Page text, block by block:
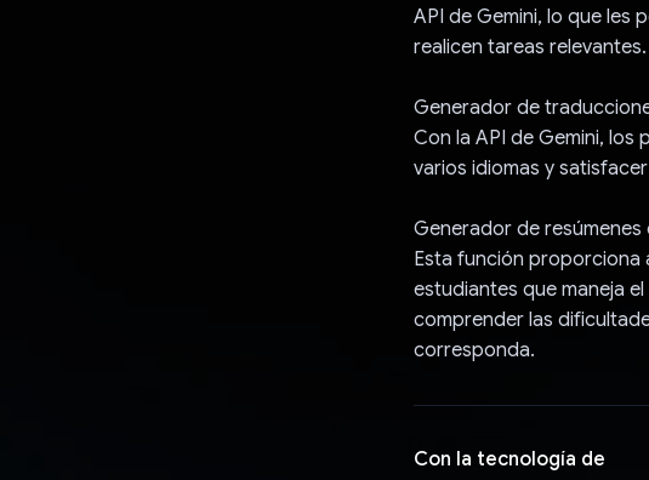
API de Gemini, lo que les
realicen tareas relevantes.
Generador de
Con la API de Gemini,
varios idiomas y
Generador de
Esta función proporciona
estudiantes que maneja
comprender las
corresponda.
Con la tecnología de